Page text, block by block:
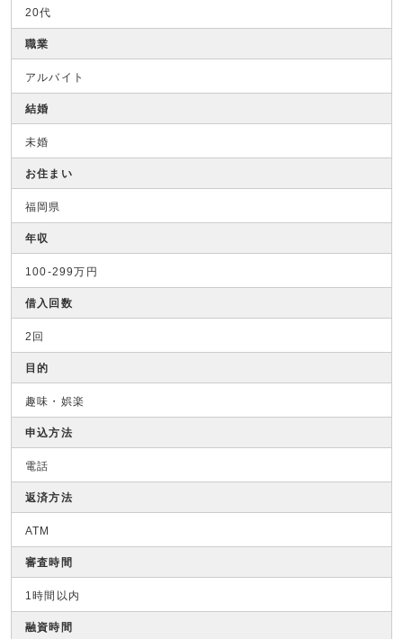
20代
職業
アルバイト
結婚
未婚
お住まい
福岡県
年収
100-299万円
借入回数
2回
目的
趣味・娯楽
申込方法
電話
返済方法
ATM
審査時間
1時間以内
融資時間